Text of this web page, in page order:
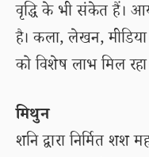
वृद्धि के भी संकेत हैं।
है। कला, लेखन, मीडिया
को विशेष लाभ मिल
मिथुन
शनि द्वारा निर्मित